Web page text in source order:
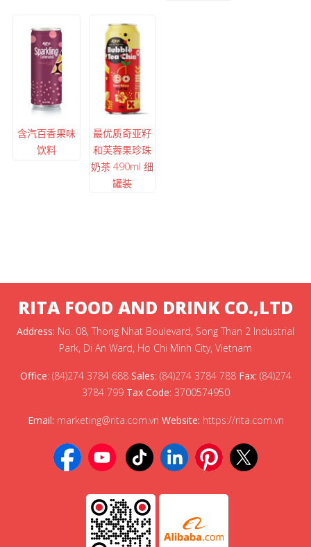
含汽百香果味
饮料
最优质奇亚籽
和芙蓉果珍珠
奶茶 490ml 细
罐装
RITA FOOD AND DRINK CO.,LTD
Address: No. 08, Thong Nhat Boulevard, Song Than 2 Industrial
Park, Di An Ward, Ho Chi Minh City, Vietnam
Office: (84)274 3784 688 Sales: (84)274 3784 788 Fax: (84)274
3784 799 Tax Code: 3700574950
Email: marketing@rita.com.vn Website: https://rita.com.vn